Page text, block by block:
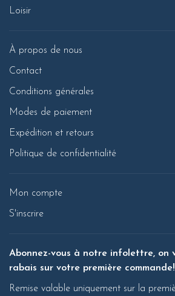
Loisir
À propos de nous
Contact
Conditions générales
Modes de paiement
Expédition et retours
Politique de confidentialité
Mon compte
S'inscrire
Abonnez-vous à notre infolettre, on
rabais sur votre première commande!
Remise valable uniquement sur la